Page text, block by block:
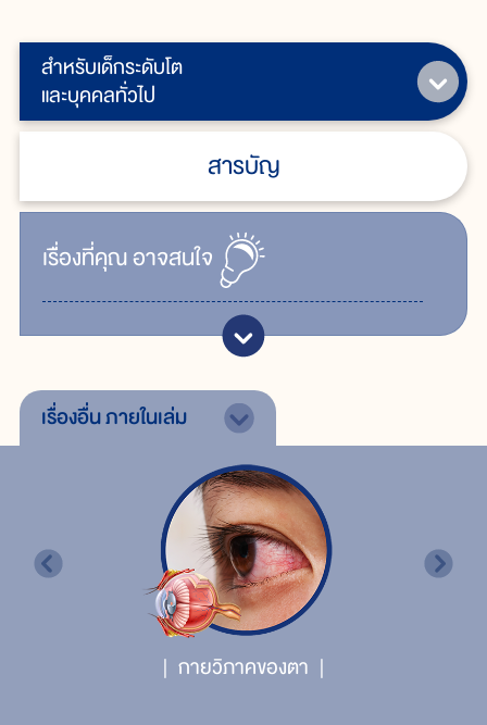
สำหรับเด็กระดับโต
และบุคคลทั่วไป
สารบัญ
เรื่ิองที่คุณอาจสนใจ
เรื่องอื่นภายในเล่ม
กายวิภาคของตา